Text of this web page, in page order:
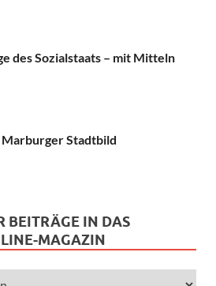
des Sozialstaats – mit Mitteln
Stadtbild
BEITRÄGE IN DAS
MAGAZIN